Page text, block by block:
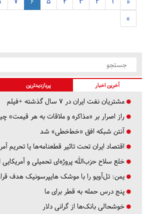
»
آخرین اخبار پربازدیدترین
مشتریان نفت ایران در ۷ سال گذشته +فیلم
راز اصرار بر «مذاکره و ملاقات به هر قیمت»
آنتن شبکه افق «خط‌خطی» شد
اقتصاد ایران تحت تاثیر قطعنامه‌ها یا تحریم‌
خلع سلاح حزب‌الله پروژه‌ای تحمیلی و
یمن: تل‌آویو را با موشک هایپرسونیک هدف
پنج درس‌ حمله به قطر برای ما
خوشحالی بانک‌ها از گرانی دلار